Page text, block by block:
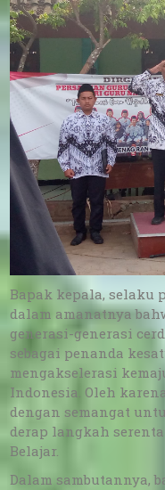
Bapak kepala, selaku
dalam amanatnya
generasi-generasi
sebagai penanda
mengakselerasi
Indonesia. Oleh
dengan semangat
derap langkah
Belajar.
Dalam sambutannya,